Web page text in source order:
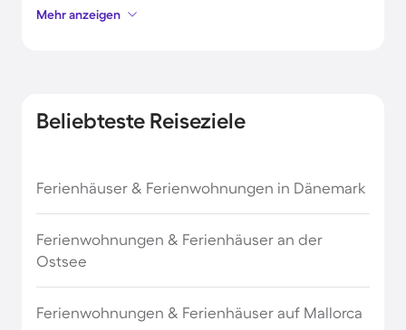
Magdeburg
Celle
Mehr anzeigen
Beliebteste Reiseziele
Ferienhäuser & Ferienwohnungen in Dänemark
Ferienwohnungen & Ferienhäuser an der
Ostsee
Ferienwohnungen & Ferienhäuser auf Mallorca